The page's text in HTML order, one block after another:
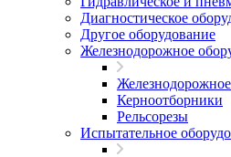
Диагностическое
Другое оборудование
Железнодорожное
Керноотборники
Рельсорезы
Испытательное